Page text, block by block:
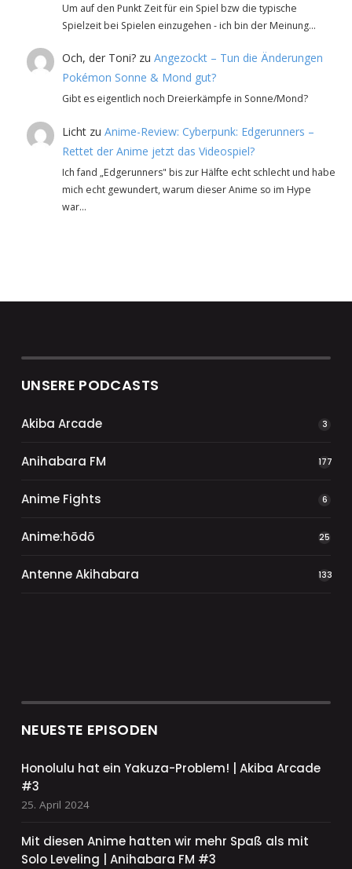
Um auf den Punkt Zeit für ein Spiel bzw die typische
Spielzeit bei Spielen einzugehen - ich bin der Meinung…
Och, der Toni? zuAngezockt – Tun die Änderungen
Pokémon Sonne & Mond gut?
Gibt es eigentlich noch Dreierkämpfe in Sonne/Mond?
Licht zuAnime-Review: Cyberpunk: Edgerunners –
Rettet der Anime jetzt das Videospiel?
Ich fand „Edgerunners" bis zur Hälfte echt schlecht und habe
mich echt gewundert, warum dieser Anime so im Hype
war…
UNSERE PODCASTS
Akiba Arcade 3
Anihabara FM 177
Anime Fights 6
Anime:hōdō 25
Antenne Akihabara 133
NEUESTE EPISODEN
Honolulu hat ein Yakuza-Problem! | Akiba Arcade
#3
25. April 2024
Mit diesen Anime hatten wir mehr Spaß als mit
Solo Leveling | Anihabara FM #3